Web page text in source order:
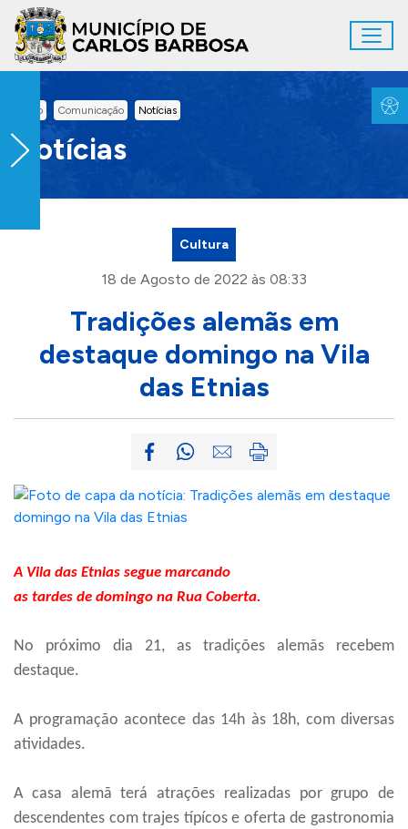
Ir para conteúdo principal
Inicio Comunicação Notícias
Notícias
Cultura
18 de Agosto de 2022 às 08:33
Tradições alemãs em
destaque domingo na Vila
das Etnias
A Vila das Etnias segue marcando
as tardes de domingo na Rua Coberta.
No próximo dia 21, as tradições alemãs recebem
destaque.
A programação acontece das 14h às 18h, com diversas
atividades.
A casa alemã terá atrações realizadas por grupo de
descendentes com trajes típícos e oferta de gastronomia